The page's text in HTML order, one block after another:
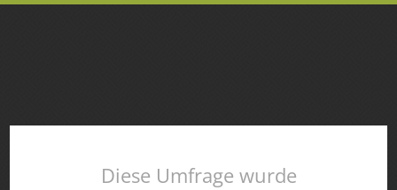
Diese Umfrage wurde